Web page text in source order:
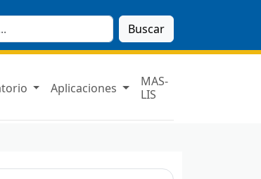
Buscar
Aplicaciones
MAS-
LIS